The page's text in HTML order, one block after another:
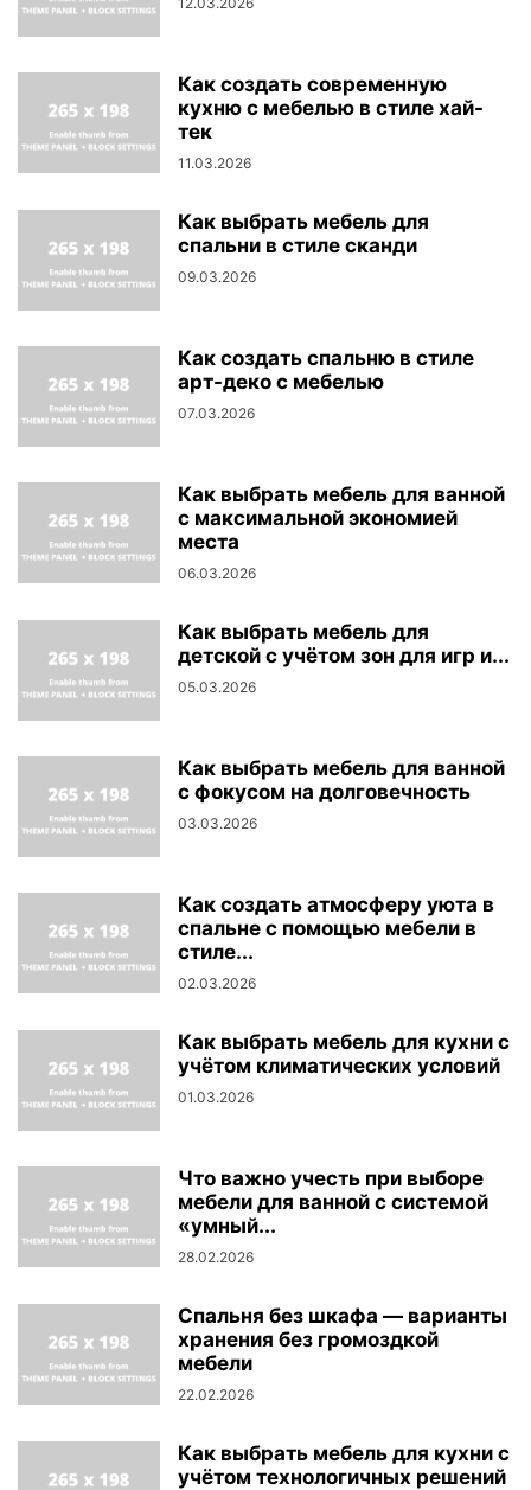
Как создать современную
кухню с мебелью в стиле хай-
тек
11.03.2026
Как выбрать мебель для
спальни в стиле сканди
09.03.2026
Как создать спальню в стиле
арт-деко с мебелью
07.03.2026
Как выбрать мебель для ванной
с максимальной экономией
места
06.03.2026
Как выбрать мебель для
детской с учётом зон для игр и...
05.03.2026
Как выбрать мебель для ванной
с фокусом на долговечность
03.03.2026
Как создать атмосферу уюта в
спальне с помощью мебели в
стиле...
02.03.2026
Как выбрать мебель для кухни с
учётом климатических условий
01.03.2026
Что важно учесть при выборе
мебели для ванной с системой
«умный...
28.02.2026
Спальня без шкафа — варианты
хранения без громоздкой
мебели
22.02.2026
Как выбрать мебель для кухни с
учётом технологичных решений